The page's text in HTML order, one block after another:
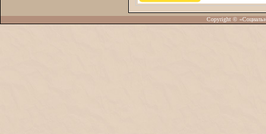
Copyright ©